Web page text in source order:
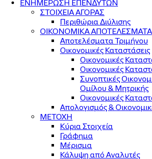
ΕΝΗΜΕΡΩΣΗ ΕΠΕΝΔΥΤΩΝ
ΣΤΟΙΧΕΙΑ ΑΓΟΡΑΣ
Περιθώρια Διύλισης
ΟΙΚΟΝΟΜΙΚΑ ΑΠΟΤΕΛΕΣΜΑΤΑ
Αποτελέσματα Τριμήνου
Οικονομικές Καταστάσεις
Οικονομικές
Οικονομικές
Συνοπτικές
Ομίλου & Μητρικής
Οικονομικές
Απολογισμός &
ΜΕΤΟΧΗ
Κύρια Στοιχεία
Γράφημα
Μέρισμα
Κάλυψη από Αναλυτές